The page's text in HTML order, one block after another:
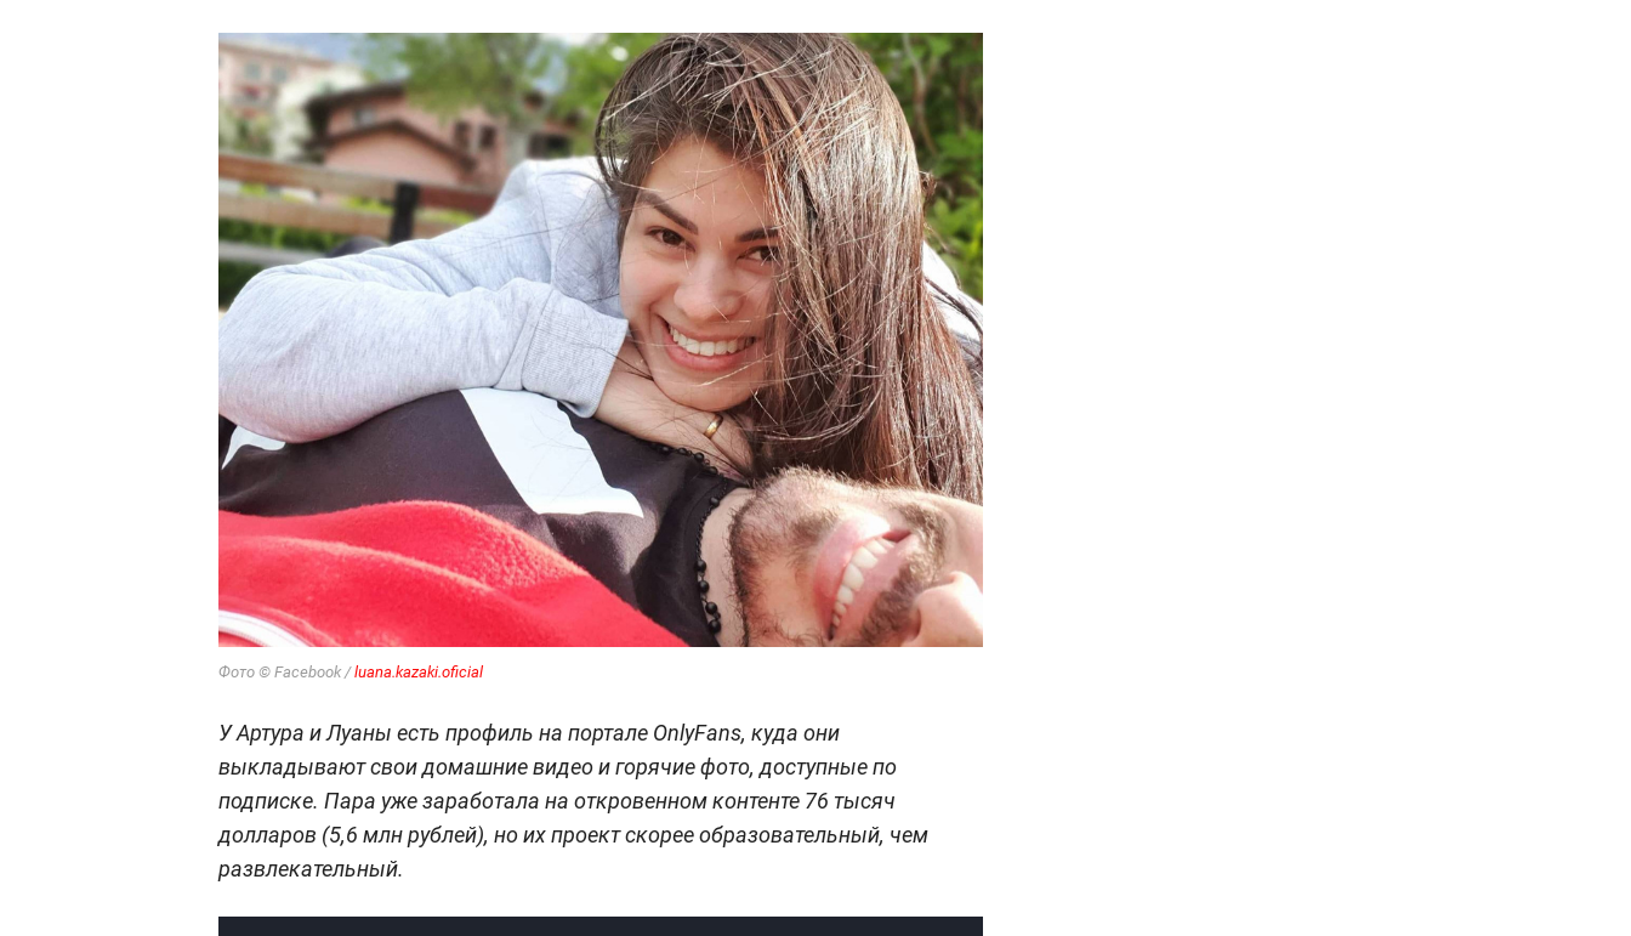
Фото © Facebook /luana.kazaki.oficial
У Артура и Луаны есть профиль на портале OnlyFans, куда они
выкладывают свои домашние видео и горячие фото, доступные по
подписке. Пара уже заработала на откровенном контенте 76 тысяч
долларов (5,6 млн рублей), но их проект скорее образовательный, чем
развлекательный.